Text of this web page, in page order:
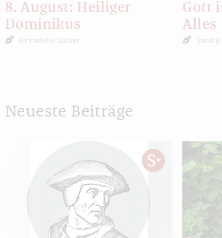
8. August: Heiliger
Dominikus
Bernadette Spitzer
Gott
Alles
Sandra
Neueste Beiträge